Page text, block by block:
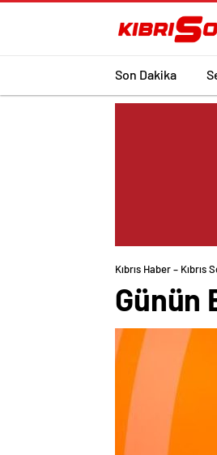
Son Dakika
Kıbrıs Haber – Kıbrıs
Günün